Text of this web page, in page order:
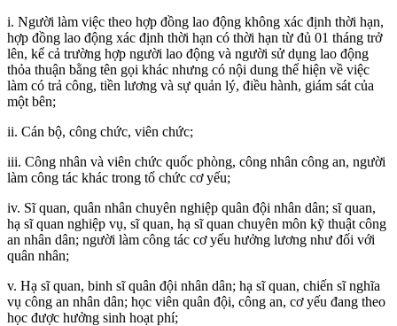
i. Người làm việc theo hợp đồng lao động không xác định thời hạn,
hợp đồng lao động xác định thời hạn có thời hạn từ đủ 01 tháng trở
lên, kể cả trường hợp người lao động và người sử dụng lao động
thỏa thuận bằng tên gọi khác nhưng có nội dung thể hiện về việc
làm có trả công, tiền lương và sự quản lý, điều hành, giám sát của
một bên;
ii. Cán bộ, công chức, viên chức;
iii. Công nhân và viên chức quốc phòng, công nhân công an, người
làm công tác khác trong tổ chức cơ yếu;
iv. Sĩ quan, quân nhân chuyên nghiệp quân đội nhân dân; sĩ quan,
hạ sĩ quan nghiệp vụ, sĩ quan, hạ sĩ quan chuyên môn kỹ thuật công
an nhân dân; người làm công tác cơ yếu hưởng lương như đối với
quân nhân;
v. Hạ sĩ quan, binh sĩ quân đội nhân dân; hạ sĩ quan, chiến sĩ nghĩa
vụ công an nhân dân; học viên quân đội, công an, cơ yếu đang theo
học được hưởng sinh hoạt phí;